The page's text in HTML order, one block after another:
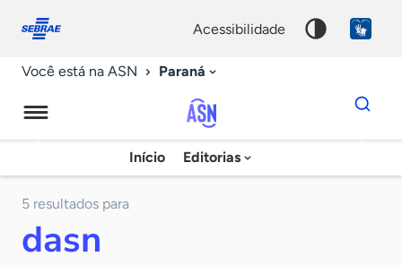
conosco
acessibilidade
Você está na ASN Paraná
Agência
Sebrae
Início Editorias
Dados
para
chave
5 resultados para
dasn